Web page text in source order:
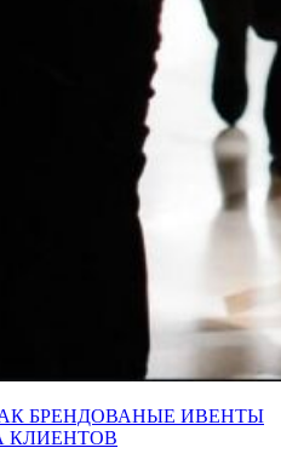
БРЕНДОВАНЫЕ ИВЕНТЫ
КЛИЕНТОВ